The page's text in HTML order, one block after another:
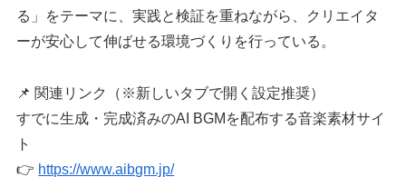
る」をテーマに、実践と検証を重ねながら、クリエイタ
ーが安心して伸ばせる環境づくりを行っている。
📌 関連リンク（※新しいタブで開く設定推奨）
すでに生成・完成済みのAI BGMを配布する音楽素材サイ
ト
👉 https://www.aibgm.jp/